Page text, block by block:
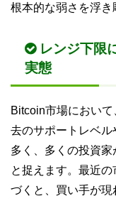
根本的な弱さを浮き
レンジ下限
実態
Bitcoin市場におい
去のサポートレベ
多く、多くの投資家
と捉えます。最近
づくと、買い手が